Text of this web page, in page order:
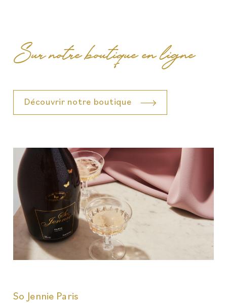
Sur notre boutique en ligne
Découvrir notre boutique
So Jennie Paris